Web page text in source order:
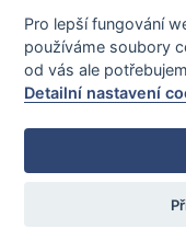
Pro lepší fungování
používáme soubory
od vás ale
Detailní nastavení